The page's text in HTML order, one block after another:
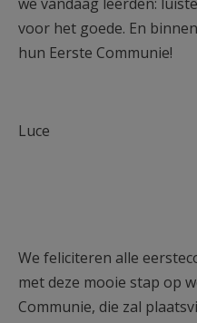
voor het goede. En
hun Eerste Communie!
Luce
We feliciteren alle
met deze mooie stap op
Communie, die zal